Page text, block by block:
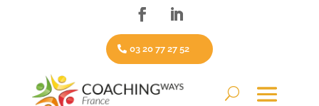
03 20 77 27 52